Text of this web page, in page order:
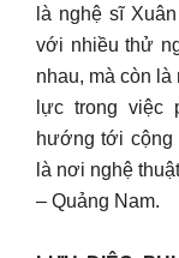
là nghệ sĩ
với nhiều thử
nhau, mà còn
lực trong việc
hướng tới cộng
là nơi nghệ
– Quảng Nam.